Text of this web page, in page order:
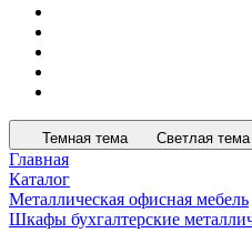
Темная тема Светлая тема
Главная
Каталог
Металлическая офисная мебель
Шкафы бухгалтерские